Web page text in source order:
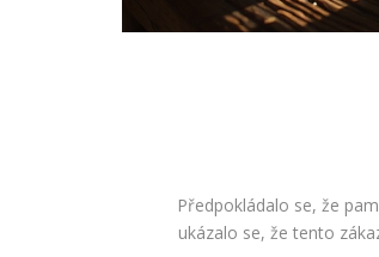
Předpokládalo se, že
ukázalo se, že tento